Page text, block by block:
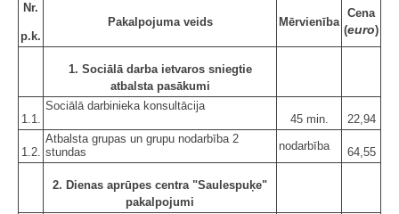
Nr.
p.k.
Pakalpojuma veids Mērvienība
Cena
(euro)
1. Sociālā darba ietvaros sniegtie
atbalsta pasākumi
1.1.
Sociālā darbinieka konsultācija
45 min.
22,94
1.2.
Atbalsta grupas un grupu nodarbība 2
stundas
nodarbība 64,55
2. Dienas aprūpes centra "Saulespuķe"
pakalpojumi